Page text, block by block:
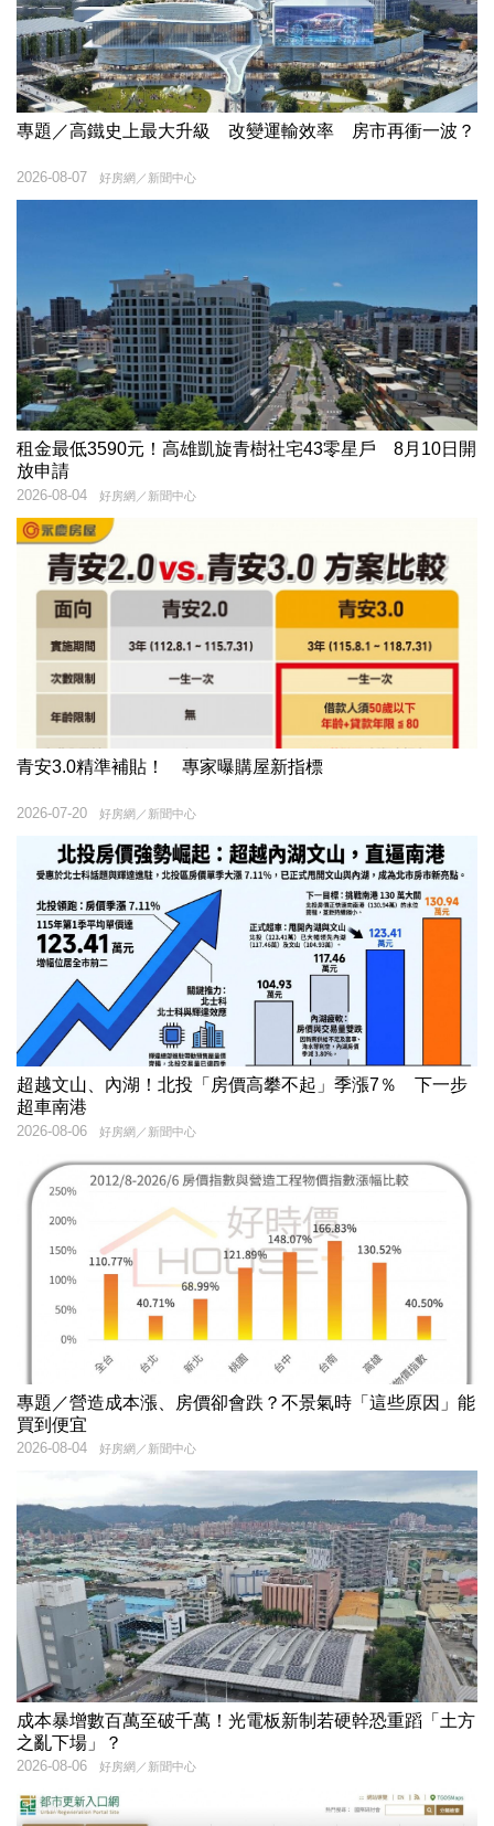
專題／高鐵史上最大升級 改變運輸效率 房市再衝一波？
好房網／新聞中心
2026-08-07
租金最低3590元！高雄凱旋青樹社宅43零星戶 8月10日開
放申請
好房網／新聞中心
2026-08-04
青安3.0精準補貼！ 專家曝購屋新指標
好房網／新聞中心
2026-07-20
超越文山、內湖！北投「房價高攀不起」季漲7％ 下一步
超車南港
好房網／新聞中心
2026-08-06
專題／營造成本漲、房價卻會跌？不景氣時「這些原因」能
買到便宜
好房網／新聞中心
2026-08-04
成本暴增數百萬至破千萬！光電板新制若硬幹恐重蹈「土方
之亂下場」？
好房網／新聞中心
2026-08-06